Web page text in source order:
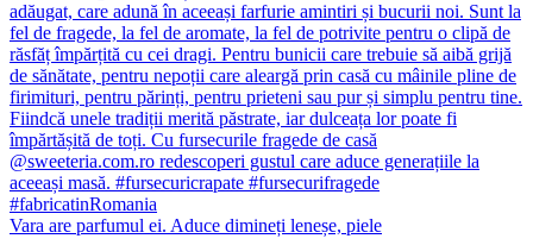
Vara are parfumul ei. Aduce dimineți leneșe, piele